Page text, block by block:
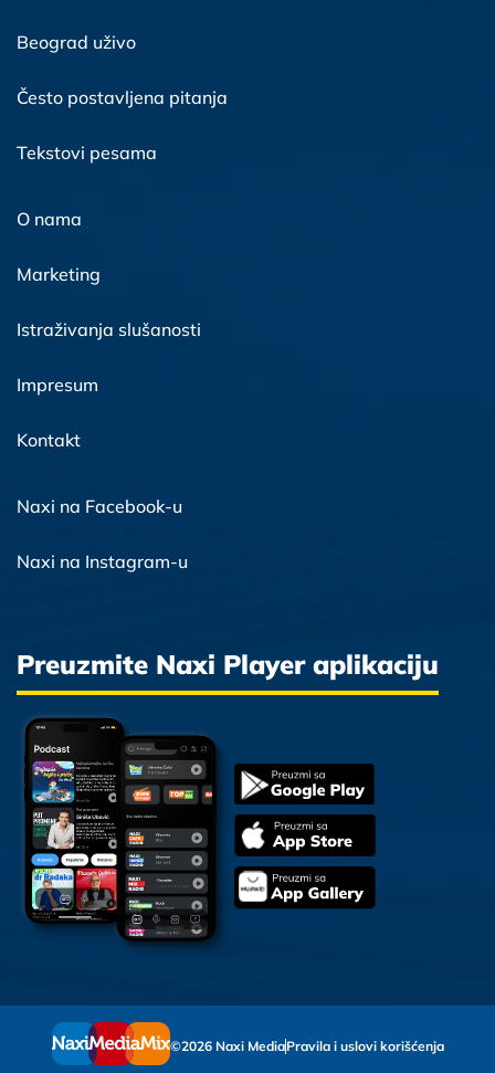
Beograd uživo
Često postavljena pitanja
Tekstovi pesama
O nama
Marketing
Istraživanja slušanosti
Impresum
Kontakt
Naxi na Facebook-u
Naxi na Instagram-u
Preuzmite Naxi Player aplikaciju
©2026 Naxi MediaPravila i uslovi korišćenja